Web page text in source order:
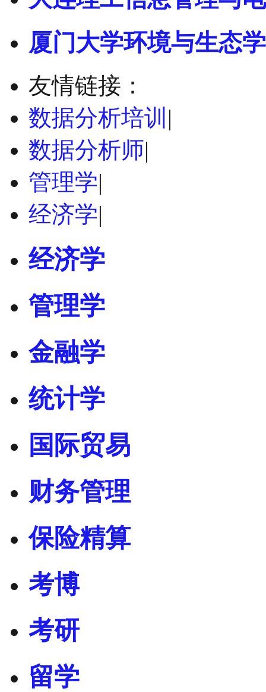
厦门大学环境与生态
友情链接：
数据分析培训 |
数据分析师|
管理学|
经济学|
经济学
管理学
金融学
统计学
国际贸易
财务管理
保险精算
考博
考研
留学